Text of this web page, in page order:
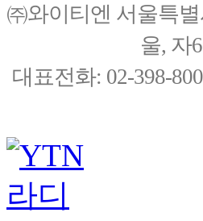
㈜와이티엔 서울특
울, 자
대표전화: 02-398-